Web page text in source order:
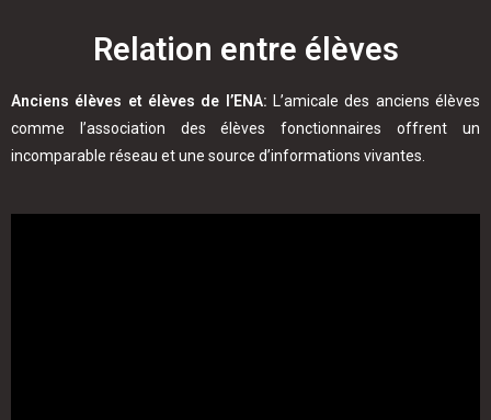
Relation entre élèves
Anciens élèves et élèves de l’ENA: L’amicale des anciens élèves
comme l’association des élèves fonctionnaires offrent un
incomparable réseau et une source d’informations vivantes.